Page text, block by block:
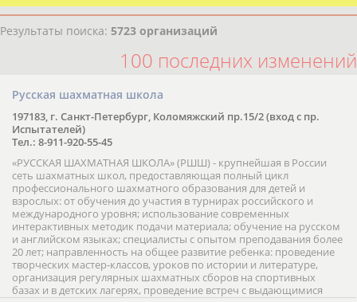
Результаты поиска: 5723 организаций
100 последних изменений
Русская шахматная школа
197183, г. Санкт-Петербург, Коломяжский пр.15/2 (вход с пр.
Испытателей)
Тел.: 8-911-920-55-45
«РУССКАЯ ШАХМАТНАЯ ШКОЛА» (РШШ) - крупнейшая в России
сеть шахматных школ, предоставляющая полный цикл
профессионального шахматного образования для детей и
взрослых: от обучения до участия в турнирах российского и
международного уровня; использование современных
интерактивных методик подачи материала; обучение на русском
и английском языках; специалисты с опытом преподавания более
20 лет; направленность на общее развитие ребенка: проведение
творческих мастер-классов, уроков по истории и литературе,
организация регулярных шахматных сборов на спортивных
базах и в детских лагерях, проведение встреч с выдающимися